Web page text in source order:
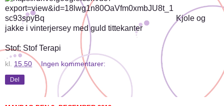
Kjole og
jakke i vinterjersey med guld tittekanter
Stof: Stof Terapi
kl. 15.50 Ingen kommentarer:
Del